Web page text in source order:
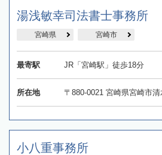
湯浅敏幸司法書士事務所
宮崎県 宮崎市
最寄駅 JR「宮崎駅」徒歩18分
所在地 〒880-0021 宮崎県宮崎市
小八重事務所